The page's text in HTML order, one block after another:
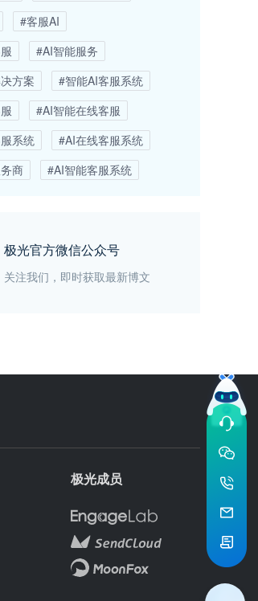
#客服AI
#AI智能服务
方案
#智能AI客服系统
#AI智能在线客服
系统
#AI在线客服系统
商
#AI智能客服系统
极光官方微信公众号
关注我们，即时获取最新博文
极光成员